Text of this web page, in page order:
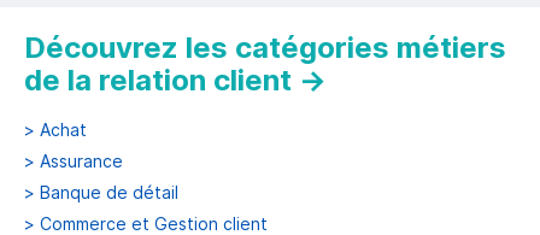
Découvrez les catégories métiers
de la relation client →
> Achat
> Assurance
> Banque de détail
> Commerce et Gestion client